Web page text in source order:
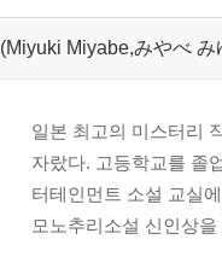
(Miyuki Miyabe,みやべ
일본 최고의 미스터리
자랐다. 고등학교를 졸
터테인먼트 소설 교실
모노추리소설 신인상